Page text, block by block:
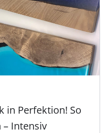
in Perfektion! So
Intensiv